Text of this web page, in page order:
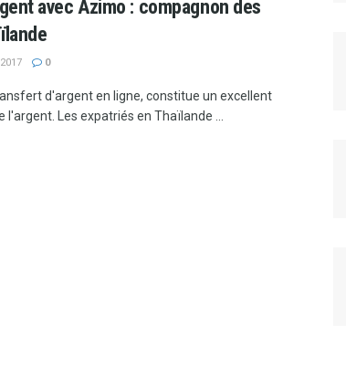
avec Azimo : compagnon des
0
d'argent en ligne, constitue un excellent
Les expatriés en Thaïlande ...